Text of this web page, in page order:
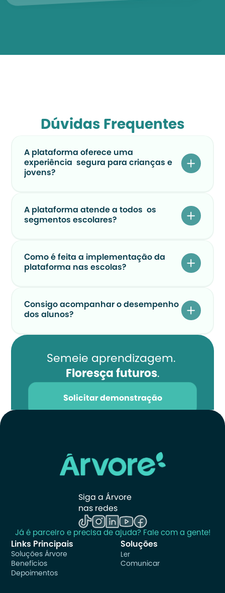
Dúvidas Frequentes
A plataforma oferece uma
experiência  segura para crianças e
jovens?
A plataforma atende a todos  os
segmentos escolares?
Como é feita a implementação da
plataforma nas escolas?
Consigo acompanhar o desempenho
dos alunos?
Floresça futuros.
Solicitar demonstração
Siga a Árvore
nas redes
Já é parceiro e precisa de ajuda? Fale com a gente!
Links Principais
Soluções Árvore
Benefícios
Depoimentos
Soluções
Ler
Comunicar